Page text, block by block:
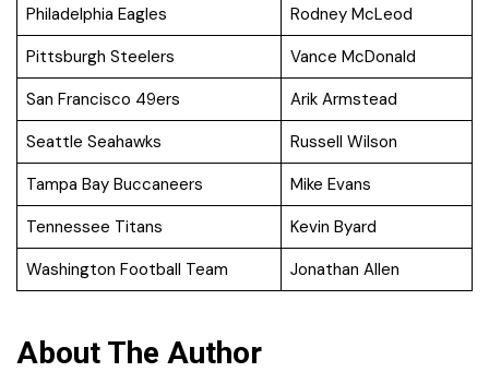
Philadelphia Eagles
Rodney McLeod
Pittsburgh Steelers
Vance McDonald
San Francisco 49ers
Arik Armstead
Seattle Seahawks
Russell Wilson
Tampa Bay Buccaneers
Mike Evans
Tennessee Titans
Kevin Byard
Washington Football Team
Jonathan Allen
About The Author